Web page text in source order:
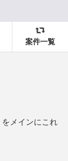
案件一覧
メインにこれ